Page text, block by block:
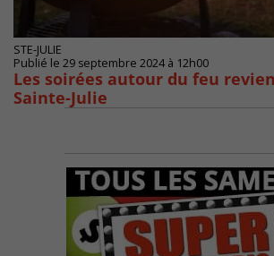
STE-JULIE
Publié le 29 septembre 2024 à 12h00
Les soirées autour du feu
Sainte-Julie